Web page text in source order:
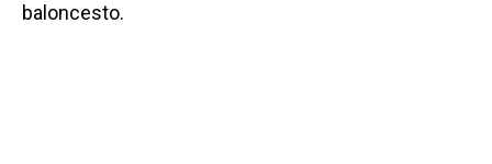
baloncesto.